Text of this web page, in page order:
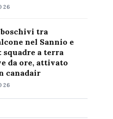
tra
nel Sannio e
squadre a terra
da ore, attivato
canadair